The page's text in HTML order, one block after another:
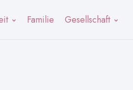
Familie
Gesellschaft